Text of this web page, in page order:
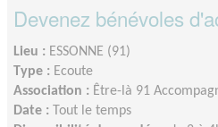
Devenez bénévoles
Lieu : ESSONNE (91)
Type : Ecoute
Association : Être-là 91
Date :
Tout le temps